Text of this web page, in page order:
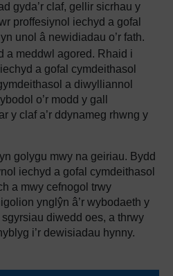
gyda’r claf, gellir sicrhau y
proffesiynol iechyd a gofal
unol â newidiadau o’r fath.
a meddwl agored. Rhaid i
a gofal cymdeithasol
a diwylliannol
o’r modd y gall
y claf a’r ddynameg rhwng y
golygu mwy na geiriau. Bydd
iechyd a gofal cymdeithasol
a mwy cefnogol trwy
ynglŷn â’r wybodaeth y
diwedd oes, a thrwy
i’r dewisiadau hynny.